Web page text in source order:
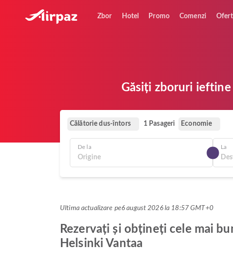
Zbor Hotel Promo Comenzi
Găsiți zboruri
Călătorie dus-întors 1 Pasageri Economie
De la La
Ultima actualizare pe6 august 2026 la 18:57 GMT+0
Rezervați și obțineți cele mai
Helsinki Vantaa